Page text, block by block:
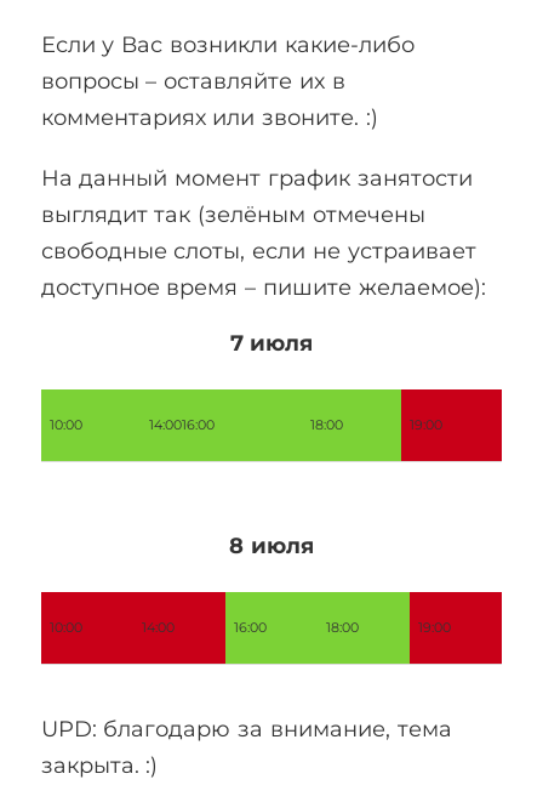
Если у Вас возникли какие-либо
вопросы – оставляйте их в
комментариях или звоните. :)
На данный момент график занятости
выглядит так (зелёным отмечены
свободные слоты, если не устраивает
доступное время – пишите желаемое):
7 июля
10:00 14:0016:00 18:00 19:00
8 июля
10:00 14:00 16:00 18:00 19:00
UPD: благодарю за внимание, тема
закрыта. :)